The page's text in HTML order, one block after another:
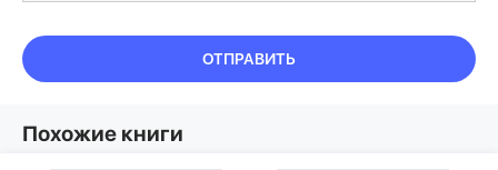
ОТПРАВИТЬ
Похожие книги